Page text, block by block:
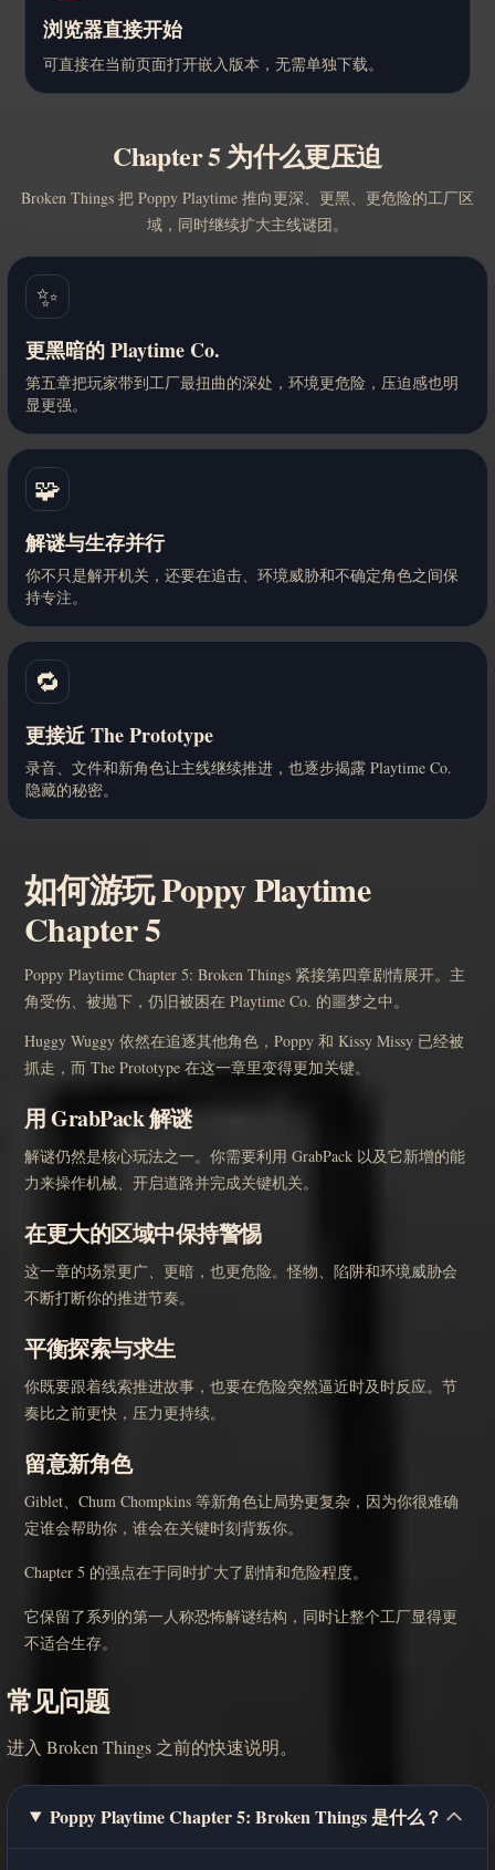
浏览器直接开始
可直接在当前页面打开嵌入版本，无需单独下载。
Chapter 5 为什么更压迫
Broken Things 把 Poppy Playtime 推向更深、更黑、更危险的工厂区
域，同时继续扩大主线谜团。
✨
更黑暗的 Playtime Co.
第五章把玩家带到工厂最扭曲的深处，环境更危险，压迫感也明
显更强。
🧩
解谜与生存并行
你不只是解开机关，还要在追击、环境威胁和不确定角色之间保
持专注。
🔁
更接近 The Prototype
录音、文件和新角色让主线继续推进，也逐步揭露 Playtime Co.
隐藏的秘密。
如何游玩 Poppy Playtime
Chapter 5
Poppy Playtime Chapter 5: Broken Things 紧接第四章剧情展开。主
角受伤、被抛下，仍旧被困在 Playtime Co. 的噩梦之中。
Huggy Wuggy 依然在追逐其他角色，Poppy 和 Kissy Missy 已经被
抓走，而 The Prototype 在这一章里变得更加关键。
用 GrabPack 解谜
解谜仍然是核心玩法之一。你需要利用 GrabPack 以及它新增的能
力来操作机械、开启道路并完成关键机关。
在更大的区域中保持警惕
这一章的场景更广、更暗，也更危险。怪物、陷阱和环境威胁会
不断打断你的推进节奏。
平衡探索与求生
你既要跟着线索推进故事，也要在危险突然逼近时及时反应。节
奏比之前更快，压力更持续。
留意新角色
Giblet、Chum Chompkins 等新角色让局势更复杂，因为你很难确
定谁会帮助你，谁会在关键时刻背叛你。
Chapter 5 的强点在于同时扩大了剧情和危险程度。
它保留了系列的第一人称恐怖解谜结构，同时让整个工厂显得更
不适合生存。
常见问题
进入 Broken Things 之前的快速说明。
Poppy Playtime Chapter 5: Broken Things 是什么？